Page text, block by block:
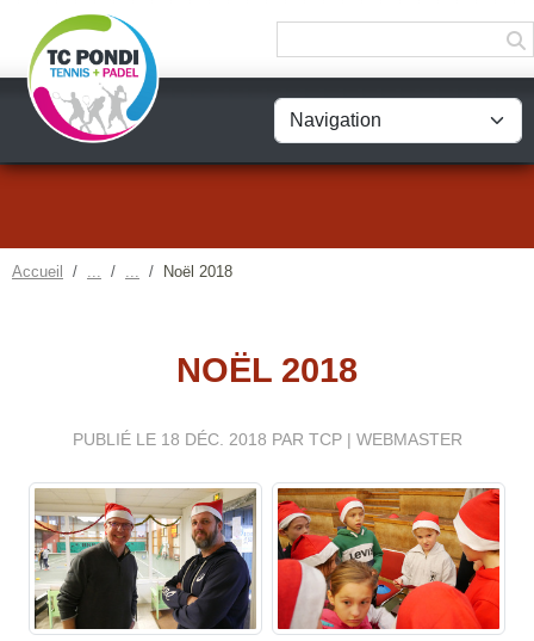
Accueil Noël 2018
NOËL 2018
PUBLIÉ LE 18 DÉC. 2018 PAR TCP | WEBMASTER
Panneau de gestion des cookies